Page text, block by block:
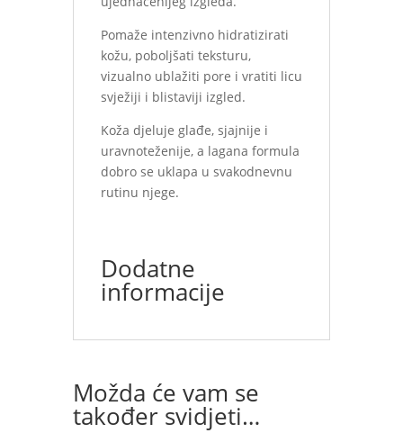
Pomaže intenzivno hidratizirati
kožu, poboljšati teksturu,
vizualno ublažiti pore i vratiti licu
svježiji i blistaviji izgled.
Koža djeluje glađe, sjajnije i
uravnoteženije, a lagana formula
dobro se uklapa u svakodnevnu
rutinu njege.
Dodatne
informacije
Možda će vam se
također svidjeti…